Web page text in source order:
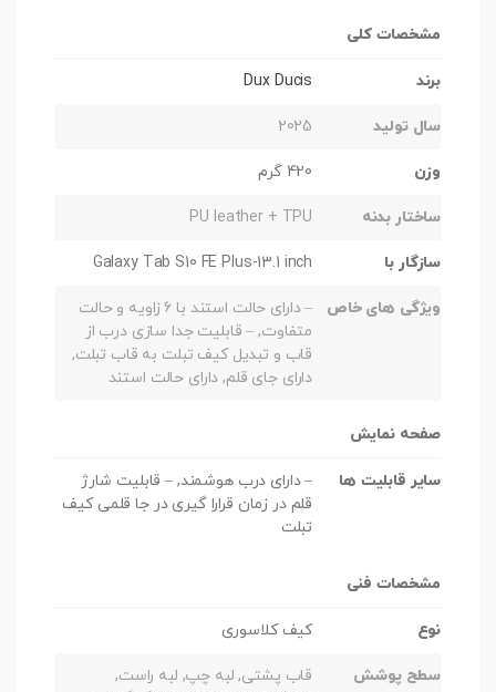
مشخصات کلی
برند Dux Ducis
سال تولید 2025
وزن 420 گرم
ساختار بدنه PU leather + TPU
سازگار با Galaxy Tab S10 FE Plus-13.1 inch
ویژگی های خاص
– دارای حالت استند با ۶ زاویه و حالت
متفاوت, – قابلیت جدا سازی درب از
قاب و تبدیل کیف تبلت به قاب تبلت,
دارای جای قلم, دارای حالت استند
صفحه نمایش
سایر قابلیت ها
– دارای درب هوشمند, – قابلیت شارژ
قلم در زمان قرارا گیری در جا قلمی کیف
تبلت
مشخصات فنی
نوع کیف کلاسوری
سطح پوشش
قاب پشتی, لبه چپ, لبه راست,